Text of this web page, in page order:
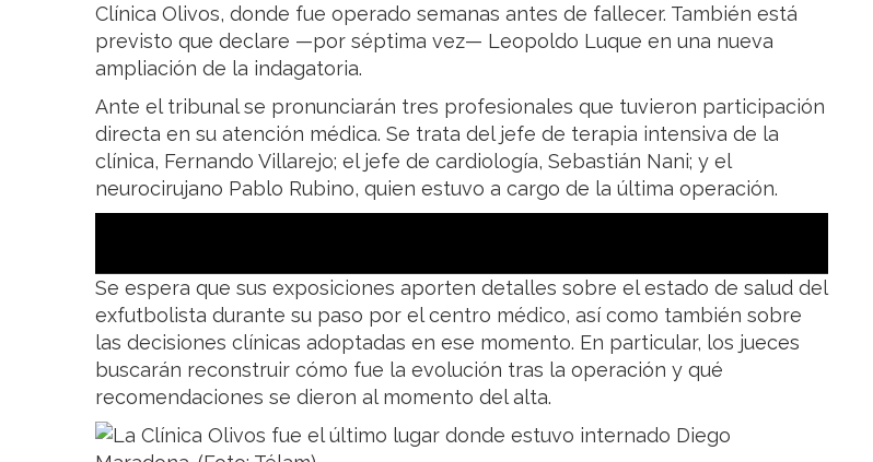
Clínica Olivos, donde fue operado semanas antes de fallecer. También está
previsto que declare —por séptima vez— Leopoldo Luque en una nueva
ampliación de la indagatoria.
Ante el tribunal se pronunciarán tres profesionales que tuvieron participación
directa en su atención médica. Se trata del jefe de terapia intensiva de la
clínica, Fernando Villarejo; el jefe de cardiología, Sebastián Nani; y el
neurocirujano Pablo Rubino, quien estuvo a cargo de la última operación.
Se espera que sus exposiciones aporten detalles sobre el estado de salud del
exfutbolista durante su paso por el centro médico, así como también sobre
las decisiones clínicas adoptadas en ese momento. En particular, los jueces
buscarán reconstruir cómo fue la evolución tras la operación y qué
recomendaciones se dieron al momento del alta.